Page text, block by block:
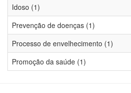
Idoso (1)
Prevenção de doenças (1)
Processo de envelhecimento (1)
Promoção da saúde (1)